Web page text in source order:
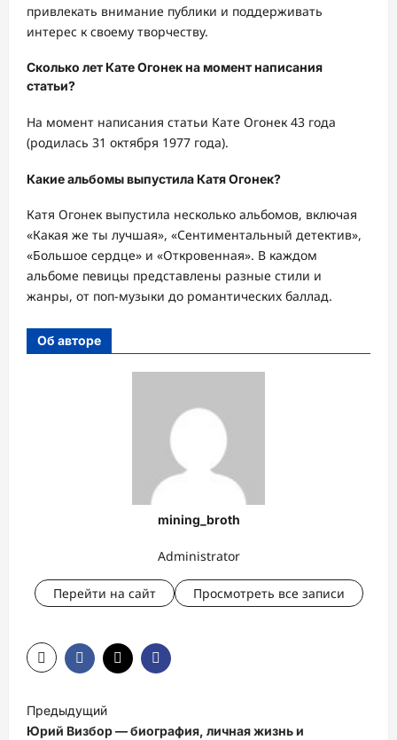
привлекать внимание публики и поддерживать
интерес к своему творчеству.
Сколько лет Кате Огонек на момент написания
статьи?
На момент написания статьи Кате Огонек 43 года
(родилась 31 октября 1977 года).
Какие альбомы выпустила Катя Огонек?
Катя Огонек выпустила несколько альбомов, включая
«Какая же ты лучшая», «Сентиментальный детектив»,
«Большое сердце» и «Откровенная». В каждом
альбоме певицы представлены разные стили и
жанры, от поп-музыки до романтических баллад.
Об авторе
mining_broth
Administrator
Перейти на сайт Просмотреть все записи
а
Предыдущий
Юрий Визбор — биография, личная жизнь и